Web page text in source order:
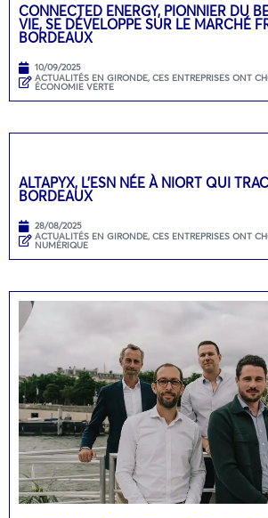
CONNECTED ENERGY, PIONNIER DU
VIE, SE DÉVELOPPE SUR LE MARCHÉ
BORDEAUX
10/09/2025
ACTUALITÉS EN GIRONDE, CES ENTREPRISES ONT
ÉCONOMIE VERTE
ALTAPYX, L’ESN NÉE À NIORT QUI
BORDEAUX
28/08/2025
ACTUALITÉS EN GIRONDE, CES ENTREPRISES ONT
NUMÉRIQUE